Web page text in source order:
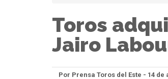
Toros
Jairo
Por Prensa Toros del Este - 14 de